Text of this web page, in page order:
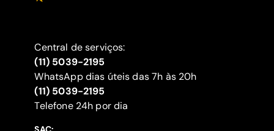
Central de serviços:
(11) 5039-2195
WhatsApp dias úteis das 7h às 20h
(11) 5039-2195
‍Telefone 24h por dia